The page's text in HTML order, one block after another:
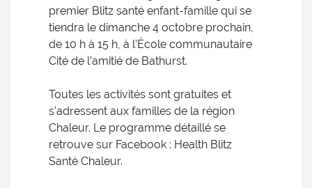
premier Blitz santé enfant-famille qui se
tiendra le dimanche 4 octobre prochain,
de 10 h à 15 h, à l’École communautaire
Cité de l’amitié de Bathurst.
Toutes les activités sont gratuites et
s’adressent aux familles de la région
Chaleur. Le programme détaillé se
retrouve sur Facebook : Health Blitz
Santé Chaleur.